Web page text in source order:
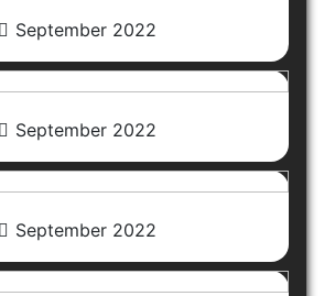
September 2022
September 2022
September 2022